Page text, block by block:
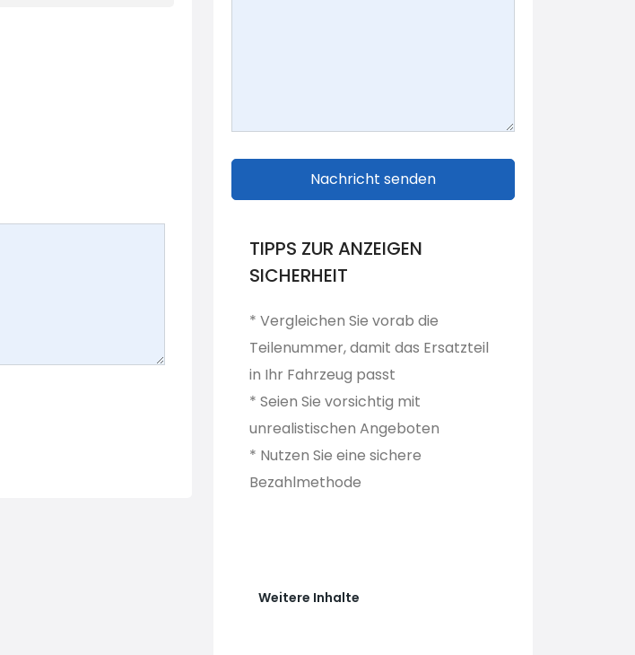
Nachricht senden
TIPPS ZUR ANZEIGEN
SICHERHEIT
* Vergleichen Sie vorab die
Teilenummer, damit das Ersatzteil
in Ihr Fahrzeug passt
* Seien Sie vorsichtig mit
unrealistischen Angeboten
* Nutzen Sie eine sichere
Bezahlmethode
Weitere Inhalte